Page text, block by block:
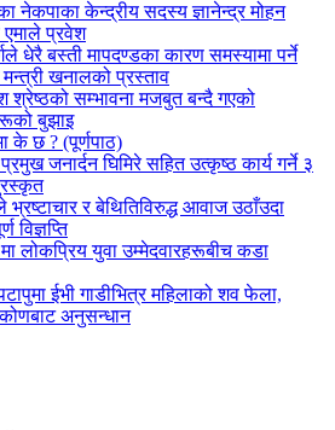
नेकपाका केन्द्रीय सदस्य ज्ञानेन्द्र मोहन
एमाले प्रवेश
धेरै बस्ती मापदण्डका कारण समस्यामा पर्ने
खनालको प्रस्ताव
श्रेष्ठको सम्भावना मजबुत बन्दै गएको
बुझाइ
के छ ? (पूर्णपाठ)
जनार्दन घिमिरे सहित उत्कृष्ठ कार्य गर्ने ३
र बेथितिविरुद्ध आवाज उठाँउदा
विज्ञप्ति
लोकप्रिय युवा उम्मेदवारहरूबीच कडा
ईभी गाडीभित्र महिलाको शव फेला,
अनुसन्धान